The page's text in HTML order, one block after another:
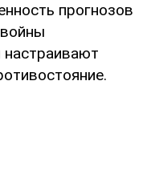
прогнозов
настраивают